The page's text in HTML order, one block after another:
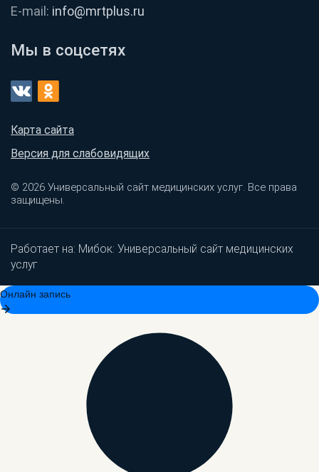
E-mail: info@mrtplus.ru
Мы в соцсетях
Карта сайта
Версия для слабовидящих
© 2026 Универсальный сайт медицинских услуг. Все права
защищены.
Работает на: Мибок: Универсальный сайт медицинских
услуг